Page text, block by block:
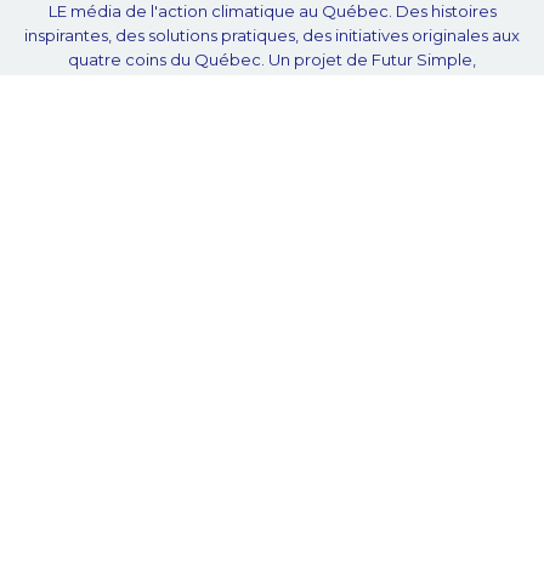
LE média de l'action climatique au Québec. Des histoires
inspirantes, des solutions pratiques, des initiatives originales aux
quatre coins du Québec. Un projet de Futur Simple,